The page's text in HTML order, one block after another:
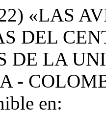
«LAS
DEL
DE LA
-
en: